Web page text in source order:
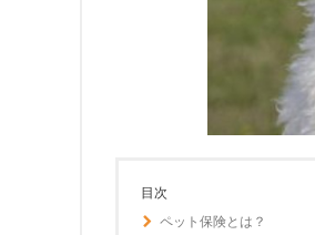
目次
ペット保険とは？